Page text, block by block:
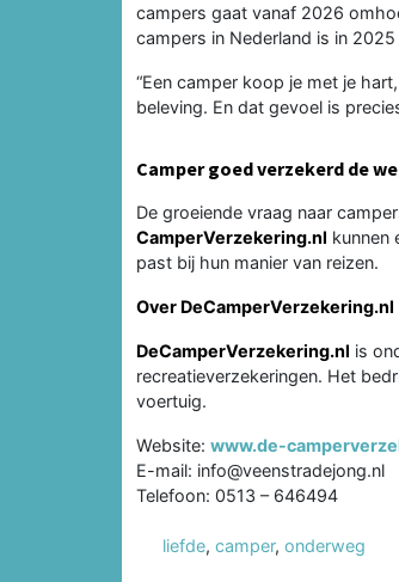
campers gaat vanaf 2026
campers in Nederland is in 2025
“Een camper koop je met je
beleving. En dat gevoel is
Camper goed verzekerd de
De groeiende vraag naar
CamperVerzekering.nl kunnen
past bij hun manier van reizen.
Over DeCamperVerzekering.nl
DeCamperVerzekering.nl is
recreatieverzekeringen. Het
voertuig.
Website: www.de-
E-mail: info@veenstradejong.nl
Telefoon: 0513 – 646494
liefde, camper, onderweg